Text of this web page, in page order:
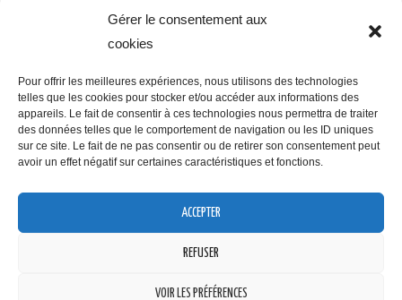
Gérer le consentement aux
cookies
Pour offrir les meilleures expériences, nous utilisons des technologies
telles que les cookies pour stocker et/ou accéder aux informations des
appareils. Le fait de consentir à ces technologies nous permettra de traiter
des données telles que le comportement de navigation ou les ID uniques
sur ce site. Le fait de ne pas consentir ou de retirer son consentement peut
avoir un effet négatif sur certaines caractéristiques et fonctions.
ACCEPTER
REFUSER
VOIR LES PRÉFÉRENCES
Ronan Le Bretondans
Confidentialité et cookies : ce site utilise des cookies. En continuant à
utiliser ce site Web, vous acceptez leur utilisation.
Politique relative aux cookies